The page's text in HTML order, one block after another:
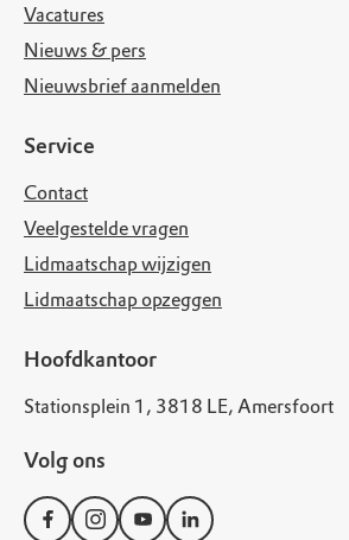
Vacatures
Nieuws & pers
Nieuwsbrief aanmelden
Service
Contact
Veelgestelde vragen
Lidmaatschap wijzigen
Lidmaatschap opzeggen
Hoofdkantoor
Stationsplein 1, 3818 LE, Amersfoort
Volg ons